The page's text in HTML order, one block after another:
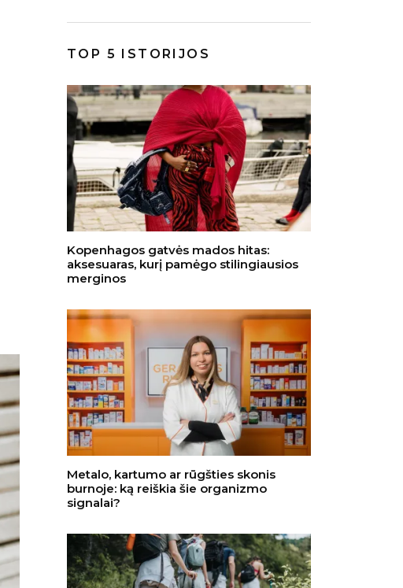
TOP 5 ISTORIJOS
Kopenhagos gatvės mados hitas:
aksesuaras, kurį pamėgo stilingiausios
merginos
Metalo, kartumo ar rūgšties skonis
burnoje: ką reiškia šie organizmo
signalai?